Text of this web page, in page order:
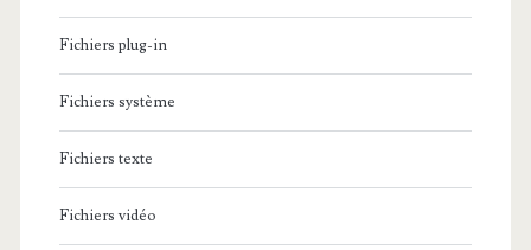
Fichiers plug-in
Fichiers système
Fichiers texte
Fichiers vidéo